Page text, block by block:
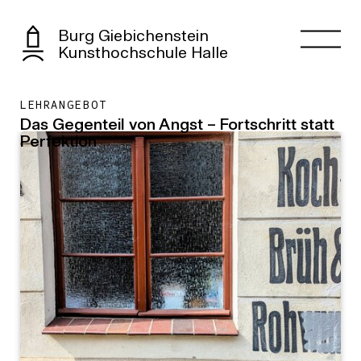
Burg Giebichenstein
Kunsthochschule Halle
LEHRANGEBOT
Das Gegenteil von Angst – Fortschritt statt
Perfektion